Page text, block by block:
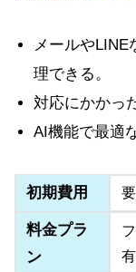
メールやLINE
理できる。
対応にかかっ
AI機能で最適
初期費用
料金プラ
ン